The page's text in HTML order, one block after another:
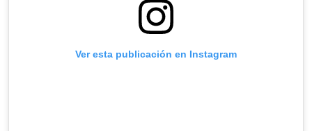
Ver esta publicación en Instagram